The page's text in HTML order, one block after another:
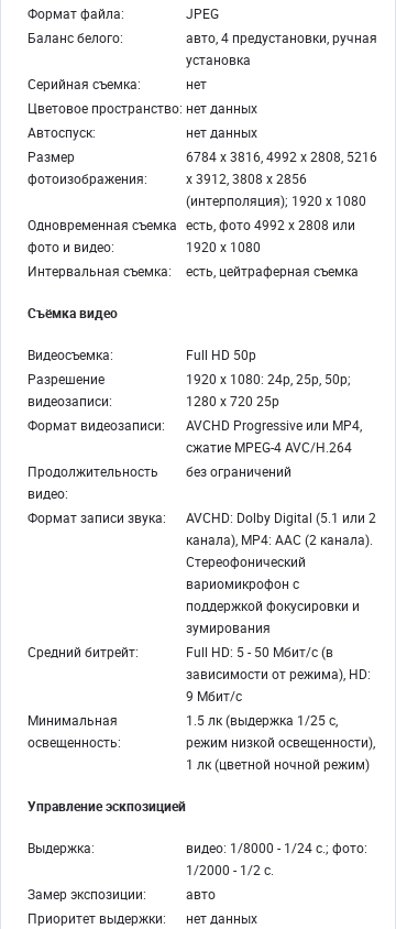
Формат файла:
JPEG
Баланс белого:
авто, 4 предустановки, ручная
установка
Серийная съемка:
нет
Цветовое пространство: нет данных
Автоспуск:
нет данных
Размер
фотоизображения:
6784 x 3816, 4992 x 2808, 5216
x 3912, 3808 x 2856
(интерполяция); 1920 x 1080
Одновременная съемка
фото и видео:
есть, фото 4992 x 2808 или
1920 х 1080
Интервальная съемка:
есть, цейтраферная съемка
Съёмка видео
Видеосъемка:
Full HD 50p
Разрешение
видеозаписи:
1920 х 1080: 24p, 25p, 50p;
1280 х 720 25р
Формат видеозаписи:
AVCHD Progressive или MP4,
сжатие MPEG-4 AVC/H.264
Продолжительность
видео:
без ограничений
Формат записи звука:
AVCHD: Dolby Digital (5.1 или 2
канала), MP4: AAC (2 канала).
Стереофонический
вариомикрофон с
поддержкой фокусировки и
зумирования
Средний битрейт:
Full HD: 5 - 50 Мбит/с (в
зависимости от режима), HD:
9 Мбит/с
Минимальная
освещенность:
1.5 лк (выдержка 1/25 с,
режим низкой освещенности),
1 лк (цветной ночной режим)
Управление эскпозицией
Выдержка:
видео: 1/8000 - 1/24 с.; фото:
1/2000 - 1/2 с.
Замер экспозиции:
авто
Приоритет выдержки:
нет данных